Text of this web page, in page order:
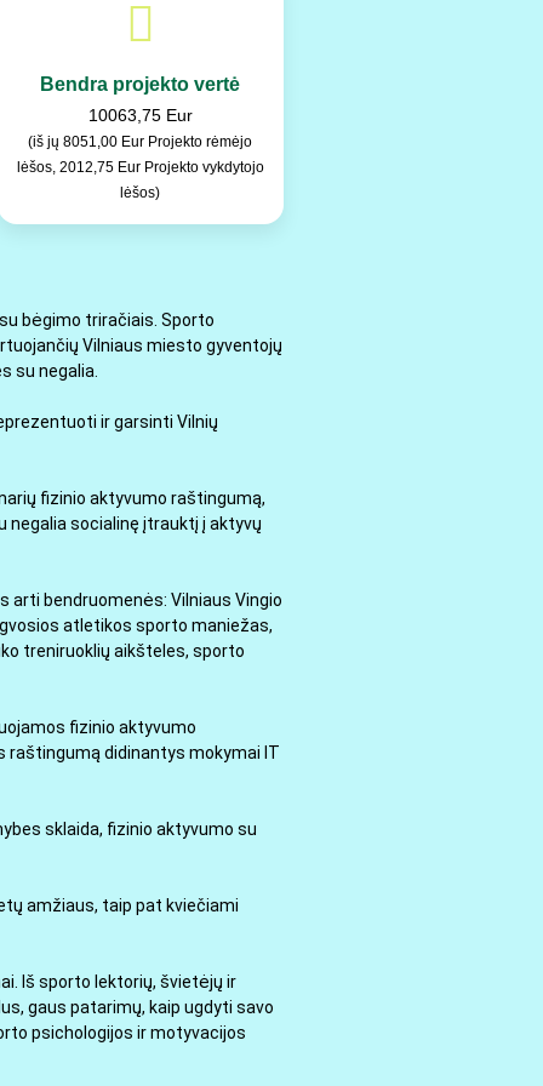
Bendra projekto vertė
10063,75 Eur
(iš jų 8051,00 Eur Projekto rėmėjo
lėšos, 2012,75 Eur Projekto vykdytojo
lėšos)
bėgimo triračiais. Sporto
Vilniaus miesto gyventojų
su negalia.
ir garsinti Vilnių
fizinio aktyvumo raštingumą,
negalia socialinę įtrauktį į aktyvų
bendruomenės: Vilniaus Vingio
atletikos sporto maniežas,
treniruoklių aikšteles, sporto
fizinio aktyvumo
raštingumą didinantys mokymai IT
sklaida, fizinio aktyvumo su
amžiaus, taip pat kviečiami
Iš sporto lektorių, švietėjų ir
gaus patarimų, kaip ugdyti savo
psichologijos ir motyvacijos